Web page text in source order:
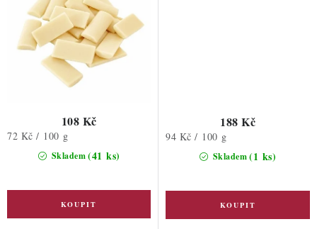
Skladem(41 ks)
108 Kč
Měrná
72 Kč / 100 g
Skladem(1 ks)
188 Kč
Měrná
94 Kč / 100 g